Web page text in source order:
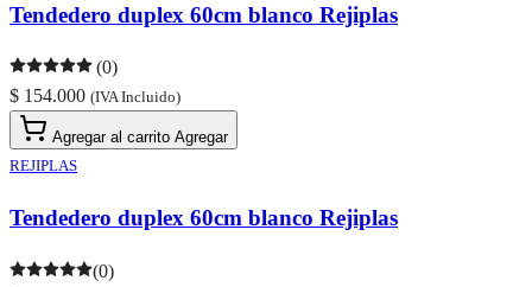
Tendedero duplex 60cm blanco Rejiplas
(0)
$ 154.000 (IVA Incluido)
Agregar al carrito Agregar
REJIPLAS
Tendedero duplex 60cm blanco Rejiplas
(0)